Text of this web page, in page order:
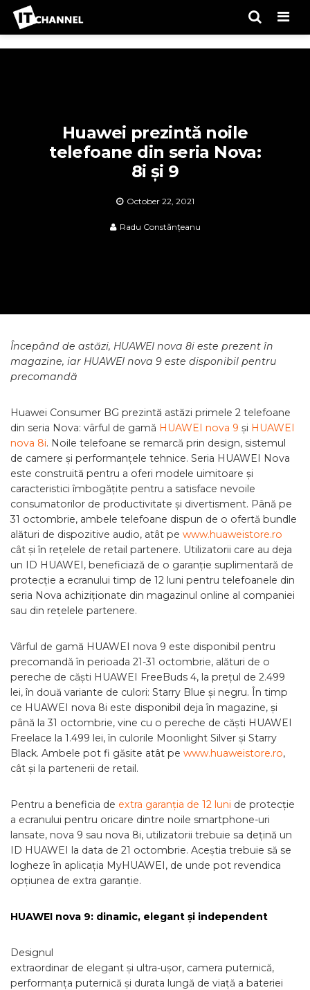
Huawei prezintă noile
telefoane din seria Nova:
8i și 9
October 22, 2021
Radu Constănțeanu
Începând de astăzi, HUAWEI nova 8i este prezent în
magazine, iar HUAWEI nova 9 este disponibil pentru
precomandă
Huawei Consumer BG prezintă astăzi primele 2 telefoane
din seria Nova: vârful de gamă HUAWEI nova 9 și HUAWEI
nova 8i. Noile telefoane se remarcă prin design, sistemul
de camere și performanțele tehnice. Seria HUAWEI Nova
este construită pentru a oferi modele uimitoare și
caracteristici îmbogățite pentru a satisface nevoile
consumatorilor de productivitate și divertisment. Până pe
31 octombrie, ambele telefoane dispun de o ofertă bundle
alături de dispozitive audio, atât pe www.huaweistore.ro
cât și în rețelele de retail partenere. Utilizatorii care au deja
un ID HUAWEI, beneficiază de o garanție suplimentară de
protecție a ecranului timp de 12 luni pentru telefoanele din
seria Nova achiziționate din magazinul online al companiei
sau din rețelele partenere.
Vârful de gamă HUAWEI nova 9 este disponibil pentru
precomandă în perioada 21-31 octombrie, alături de o
pereche de căști HUAWEI FreeBuds 4, la prețul de 2.499
lei, în două variante de culori: Starry Blue și negru. În timp
ce HUAWEI nova 8i este disponibil deja în magazine, și
până la 31 octombrie, vine cu o pereche de căști HUAWEI
Freelace la 1.499 lei, în culorile Moonlight Silver și Starry
Black. Ambele pot fi găsite atât pe www.huaweistore.ro,
cât și la partenerii de retail.
Pentru a beneficia de extra garanția de 12 luni de protecție
a ecranului pentru oricare dintre noile smartphone-uri
lansate, nova 9 sau nova 8i, utilizatorii trebuie sa dețină un
ID HUAWEI la data de 21 octombrie. Aceștia trebuie să se
logheze în aplicația MyHUAWEI, de unde pot revendica
opțiunea de extra garanție.
HUAWEI nova 9: dinamic, elegant și independent
Designul
extraordinar de elegant și ultra-ușor, camera puternică,
performanța puternică și durata lungă de viață a bateriei